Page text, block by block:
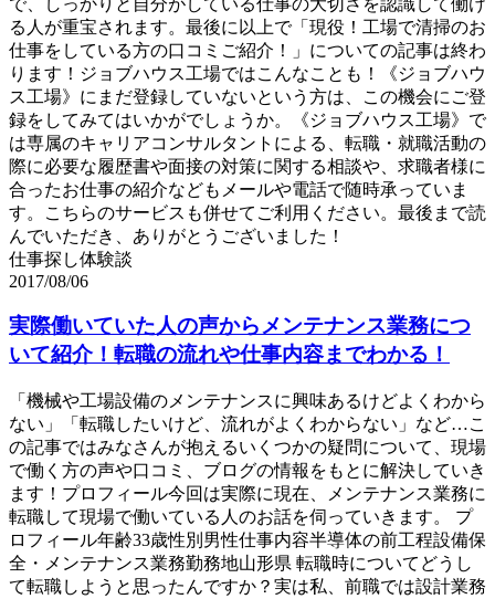
る人が重宝されます。最後に以上で「現役！工場で清掃のお
仕事をしている方の口コミご紹介！」についての記事は終わ
ります！ジョブハウス工場ではこんなことも！《ジョブハウ
ス工場》にまだ登録していないという方は、この機会にご登
録をしてみてはいかがでしょうか。《ジョブハウス工場》で
は専属のキャリアコンサルタントによる、転職・就職活動の
際に必要な履歴書や面接の対策に関する相談や、求職者様に
合ったお仕事の紹介などもメールや電話で随時承っていま
す。こちらのサービスも併せてご利用ください。最後まで読
んでいただき、ありがとうございました！
仕事探し体験談
2017/08/06
実際働いていた人の声からメンテナンス業務につ
いて紹介！転職の流れや仕事内容までわかる！
「機械や工場設備のメンテナンスに興味あるけどよくわから
ない」「転職したいけど、流れがよくわからない」など…こ
の記事ではみなさんが抱えるいくつかの疑問について、現場
で働く方の声や口コミ、ブログの情報をもとに解決していき
ます！プロフィール今回は実際に現在、メンテナンス業務に
転職して現場で働いている人のお話を伺っていきます。 プ
ロフィール年齢33歳性別男性仕事内容半導体の前工程設備保
全・メンテナンス業務勤務地山形県 転職時についてどうし
て転職しようと思ったんですか？実は私、前職では設計業務